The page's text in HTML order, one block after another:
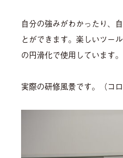
自分の強みがわかったり、
とができます。楽しいツー
の円滑化で使用しています。
実際の研修風景です。（コ